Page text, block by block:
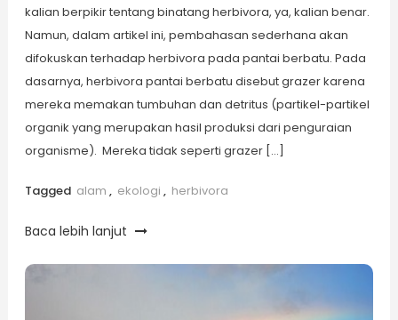
kalian berpikir tentang binatang herbivora, ya, kalian benar.
Namun, dalam artikel ini, pembahasan sederhana akan
difokuskan terhadap herbivora pada pantai berbatu. Pada
dasarnya, herbivora pantai berbatu disebut grazer karena
mereka memakan tumbuhan dan detritus (partikel-partikel
organik yang merupakan hasil produksi dari penguraian
organisme). Mereka tidak seperti grazer […]
Tagged alam , ekologi , herbivora
Baca lebih lanjut